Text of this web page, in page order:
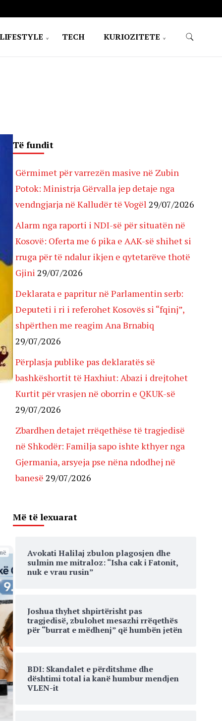
TECH KURIOZITETE
Të fundit
Gërmimet për varrezën masive në Zubin
Potok: Ministrja Gërvalla jep detaje nga
vendngjarja në Kalludër të Vogël 29/07/2026
Alarm nga raporti i NDI-së për situatën në
Kosovë: Oferta me 6 pika e AAK-së shihet si
rruga për të ndalur ikjen e qytetarëve thotë
Gjini 29/07/2026
Deklarata e papritur në Parlamentin serb:
Deputeti i ri i referohet Kosovës si “fqinj”,
shpërthen me reagim Ana Brnabiq
29/07/2026
Përplasja publike pas deklaratës së
bashkëshortit të Haxhiut: Abazi i drejtohet
Kurtit për vrasjen në oborrin e QKUK-së
29/07/2026
Zbardhen detajet rrëqethëse të tragjedisë
në Shkodër: Familja sapo ishte kthyer nga
Gjermania, arsyeja pse nëna ndodhej në
banesë 29/07/2026
Më të lexuarat
Avokati Halilaj zbulon plagosjen dhe
sulmin me mitraloz: “Isha cak i Fatonit,
nuk e vrau rusin”
Joshua thyhet shpirtërisht pas
tragjedisë, zbulohet mesazhi rrëqethës
për “burrat e mëdhenj” që humbën jetën
BDI: Skandalet e përditshme dhe
dështimi total ia kanë humbur mendjen
VLEN-it